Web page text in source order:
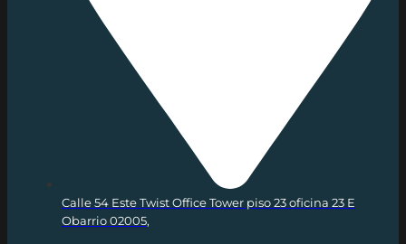
Calle 54 Este Twist Office Tower piso 23 oficina 23 E
Obarrio 02005,